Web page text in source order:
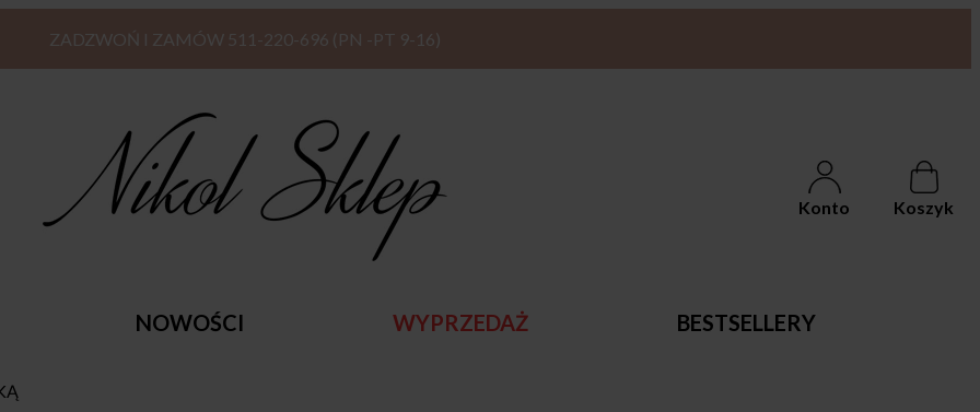
ZADZWOŃ I ZAMÓW 511-220-696 (PN -PT 9-16)
Konto Koszyk
NOWOŚCI WYPRZEDAŻ BESTSELLERY